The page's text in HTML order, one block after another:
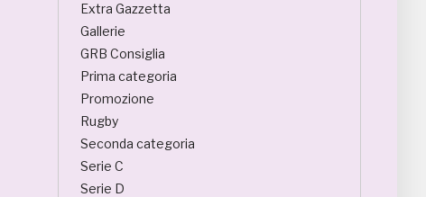
Extra Gazzetta
Gallerie
GRB Consiglia
Prima categoria
Promozione
Rugby
Seconda categoria
Serie C
Serie D